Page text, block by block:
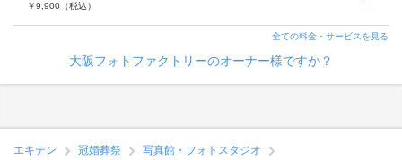
￥9,900 （税込）
全ての料金・サービスを見る
大阪フォトファクトリーのオーナー様ですか？
エキテン 冠婚葬祭
写真館・フォトスタジオ